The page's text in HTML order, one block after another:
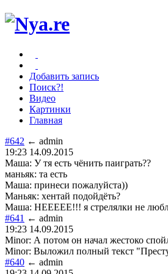
Добавить запись
Поиск?!
Видео
Картинки
Главная
#642 ← admin
19:23 14.09.2015
Маша: У тя есть чёнить паиграть??
маньяк: та есть
Маша: принеси пожалуйста))
Маньяк: хентай подойдёть?
Маша: НЕЕЕЕЕ!!! я стрелялки не
#641 ← admin
19:23 14.09.2015
Minor: А потом он начал жестоко
Minor: Выложил полный текст
#640 ← admin